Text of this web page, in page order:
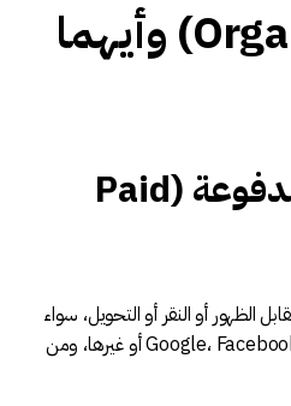
(Organic vs Paid) وأيهما
أولاً: الحملات المدفوعة (Paid
الظهور أو النقر أو التحويل، سواء
على منصات مثل Google، Facebook، Instagram أو غيرها، ومن